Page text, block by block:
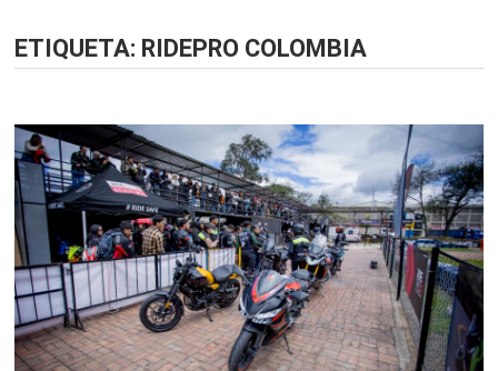
ETIQUETA: RIDEPRO COLOMBIA